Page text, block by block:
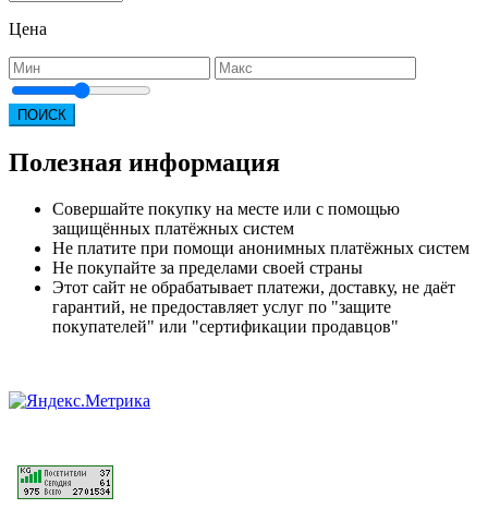
Цена
ПОИСК
Полезная информация
Совершайте покупку на месте или с помощью
защищённых платёжных систем
Не платите при помощи анонимных платёжных систем
Не покупайте за пределами своей страны
Этот сайт не обрабатывает платежи, доставку, не даёт
гарантий, не предоставляет услуг по "защите
покупателей" или "сертификации продавцов"